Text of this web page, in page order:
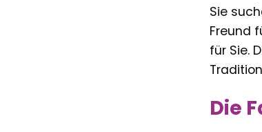
Sie
Freund
für Sie.
Die